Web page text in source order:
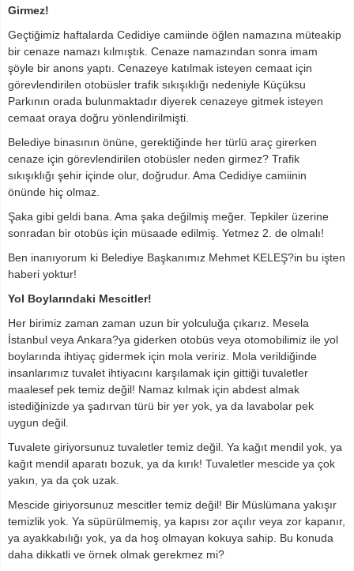
Girmez!
Geçtiğimiz haftalarda Cedidiye camiinde öğlen namazına müteakip
bir cenaze namazı kılmıştık. Cenaze namazından sonra imam
şöyle bir anons yaptı. Cenazeye katılmak isteyen cemaat için
görevlendirilen otobüsler trafik sıkışıklığı nedeniyle Küçüksu
Parkının orada bulunmaktadır diyerek cenazeye gitmek isteyen
cemaat oraya doğru yönlendirilmişti.
Belediye binasının önüne, gerektiğinde her türlü araç girerken
cenaze için görevlendirilen otobüsler neden girmez? Trafik
sıkışıklığı şehir içinde olur, doğrudur. Ama Cedidiye camiinin
önünde hiç olmaz.
Şaka gibi geldi bana. Ama şaka değilmiş meğer. Tepkiler üzerine
sonradan bir otobüs için müsaade edilmiş. Yetmez 2. de olmalı!
Ben inanıyorum ki Belediye Başkanımız Mehmet KELEŞ?in bu işten
haberi yoktur!
Yol Boylarındaki Mescitler!
Her birimiz zaman zaman uzun bir yolculuğa çıkarız. Mesela
İstanbul veya Ankara?ya giderken otobüs veya otomobilimiz ile yol
boylarında ihtiyaç gidermek için mola veririz. Mola verildiğinde
insanlarımız tuvalet ihtiyacını karşılamak için gittiği tuvaletler
maalesef pek temiz değil! Namaz kılmak için abdest almak
istediğinizde ya şadırvan türü bir yer yok, ya da lavabolar pek
uygun değil.
Tuvalete giriyorsunuz tuvaletler temiz değil. Ya kağıt mendil yok, ya
kağıt mendil aparatı bozuk, ya da kırık! Tuvaletler mescide ya çok
yakın, ya da çok uzak.
Mescide giriyorsunuz mescitler temiz değil! Bir Müslümana yakışır
temizlik yok. Ya süpürülmemiş, ya kapısı zor açılır veya zor kapanır,
ya ayakkabılığı yok, ya da hoş olmayan kokuya sahip. Bu konuda
daha dikkatli ve örnek olmak gerekmez mi?